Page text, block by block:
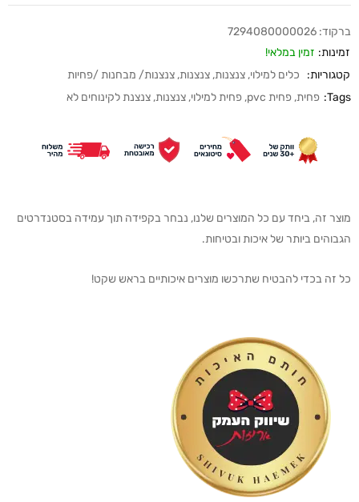
ברקוד: 7294080000026
זמינות: זמין במלאי!
קטגוריות:
כלים למילוי, צנצנות, צנצנות, צנצנות/ מבחנות /פחיות
Tags: פחית, פחית pvc , פחית למילוי, צנצנות, צנצנת לקינוחים לא
מוצר זה, ביחד עם כל המוצרים שלנו, נבחר בקפידה תוך עמידה בסטנדרטים
הגבוהים ביותר של איכות ובטיחות.
כל זה בכדי להבטיח שתרכשו מוצרים איכותיים בראש שקט!